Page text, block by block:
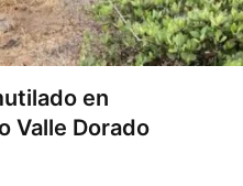
en
Valle Dorado